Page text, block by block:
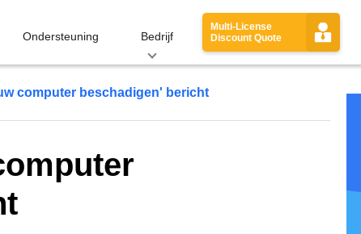
Ondersteuning Bedrijf
Multi-License
Discount Quote
computer beschadigen' bericht